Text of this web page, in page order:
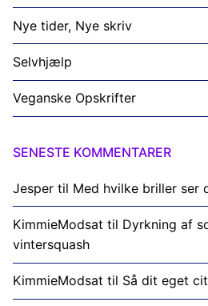
Nye tider, Nye skriv
Selvhjælp
Veganske Opskrifter
SENESTE KOMMENTARER
Jesper til Med hvilke briller ser
KimmieModsat til Dyrkning af
vintersquash
KimmieModsat til Så dit eget